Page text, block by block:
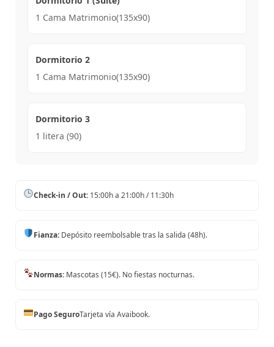
1 Cama Matrimonio(135x90)
Dormitorio 2
1 Cama Matrimonio(135x90)
Dormitorio 3
1 litera (90)
Check-in / Out: 15:00h a 21:00h / 11:30h
Fianza: Depósito reembolsable tras la salida (48h).
Normas: Mascotas (15€). No fiestas nocturnas.
Pago SeguroTarjeta vía Avaibook.